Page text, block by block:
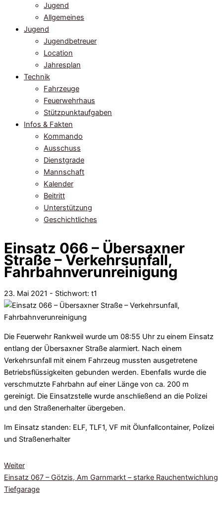
Jugend
Allgemeines
Jugend
Jugendbetreuer
Location
Jahresplan
Technik
Fahrzeuge
Feuerwehrhaus
Stützpunktaufgaben
Infos & Fakten
Kommando
Ausschuss
Dienstgrade
Mannschaft
Kalender
Beitritt
Unterstützung
Geschichtliches
Einsatz 066 – Übersaxner
Straße – Verkehrsunfall,
Fahrbahnverunreinigung
23. Mai 2021 - Stichwort: t1
Die Feuerwehr Rankweil wurde um 08:55 Uhr zu einem Einsatz
entlang der Übersaxner Straße alarmiert. Nach einem
Verkehrsunfall mit einem Fahrzeug mussten ausgetretene
Betriebsflüssigkeiten gebunden werden. Ebenfalls wurde die
verschmutzte Fahrbahn auf einer Länge von ca. 200 m
gereinigt. Die Einsatzstelle wurde anschließend an die Polizei
und den Straßenerhalter übergeben.
Im Einsatz standen: ELF, TLF1, VF mit Ölunfallcontainer, Polizei
und Straßenerhalter
Weiter
Einsatz 067 – Götzis, Am Garnmarkt – starke Rauchentwichlung
Tiefgarage